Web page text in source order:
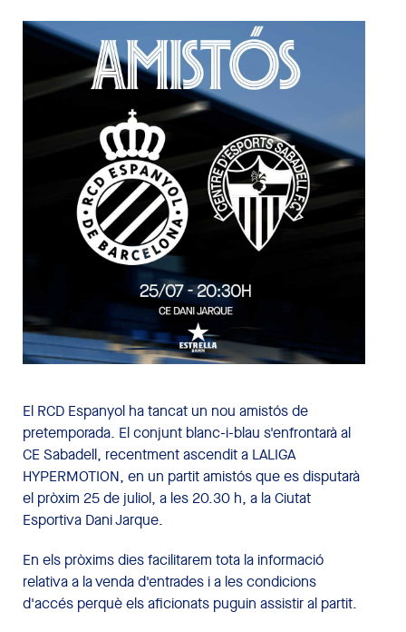
El RCD Espanyol ha tancat un nou amistós de
pretemporada. El conjunt blanc-i-blau s'enfrontarà al
CE Sabadell, recentment ascendit a LALIGA
HYPERMOTION, en un partit amistós que es disputarà
el pròxim 25 de juliol, a les 20.30 h, a la Ciutat
Esportiva Dani Jarque.
En els pròxims dies facilitarem tota la informació
relativa a la venda d'entrades i a les condicions
d'accés perquè els aficionats puguin assistir al partit.